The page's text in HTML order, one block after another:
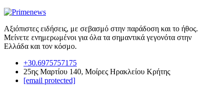
Αξιόπιστες ειδήσεις, με σεβασμό στην παράδοση και το ήθος.
Μείνετε ενημερωμένοι για όλα τα σημαντικά γεγονότα στην
Ελλάδα και τον κόσμο.
+30.6975757175
25ης Μαρτίου 140, Μοίρες Ηρακλείου Κρήτης
[email protected]